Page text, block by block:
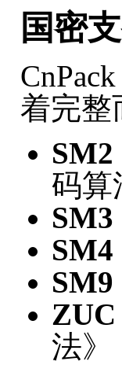
国密
着完整
SM2
码算
SM3
SM4
SM9
ZUC
法》